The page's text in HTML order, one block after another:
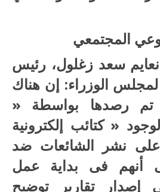
المجتمعي
سعد زغلول، رئيس
لمجلس الوزراء: إن هناك
تم رصدها بواسطة «
« كتائب إلكترونية
نشر الشائعات ضد
أنهم فى بداية عمل
تقارير توضيح